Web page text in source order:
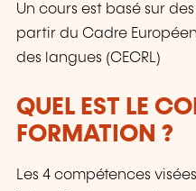
Un cours est basé sur
partir du Cadre
des langues (CECRL)
QUEL EST LE
FORMATION ?
Les 4 compétences